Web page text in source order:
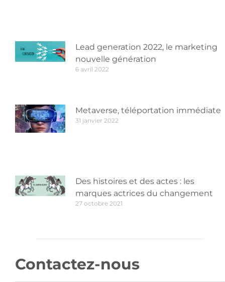
Lead generation 2022, le marketing
nouvelle génération
6 avril 2022
Metaverse, téléportation immédiate
31 janvier 2022
Des histoires et des actes : les
marques actrices du changement
27 octobre 2021
Contactez-nous